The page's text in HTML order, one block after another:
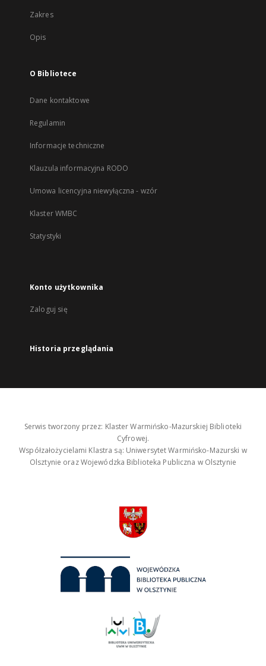
Zakres
Opis
O Bibliotece
Dane kontaktowe
Regulamin
Informacje techniczne
Klauzula informacyjna RODO
Umowa licencyjna niewyłączna - wzór
Klaster WMBC
Statystyki
Konto użytkownika
Zaloguj się
Historia przeglądania
Serwis tworzony przez: Klaster Warmińsko-Mazurskiej Biblioteki
Cyfrowej.
Współzałożycielami Klastra są: Uniwersytet Warmińsko-Mazurski w
Olsztynie oraz Wojewódzka Biblioteka Publiczna w Olsztynie